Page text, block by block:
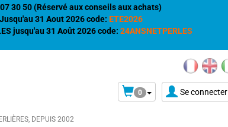
30 50 (Réservé aux conseils aux achats)
31 Aout 2026 code: ETE2026
jusqu'au 31 Août 2026 code: 24ANSNETPERLES
DEPUIS 2002
Se connecter
0